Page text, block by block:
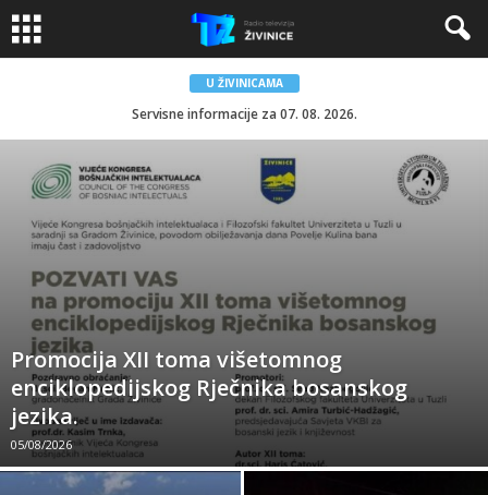
U ŽIVINICAMA
Servisne informacije za 07. 08. 2026.
Promocija XII toma višetomnog
enciklopedijskog Rječnika bosanskog
jezika.
05/08/2026